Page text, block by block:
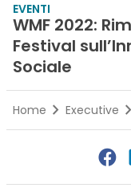
EVENTI
WMF 2022:
Festival
Sociale
Home Executive